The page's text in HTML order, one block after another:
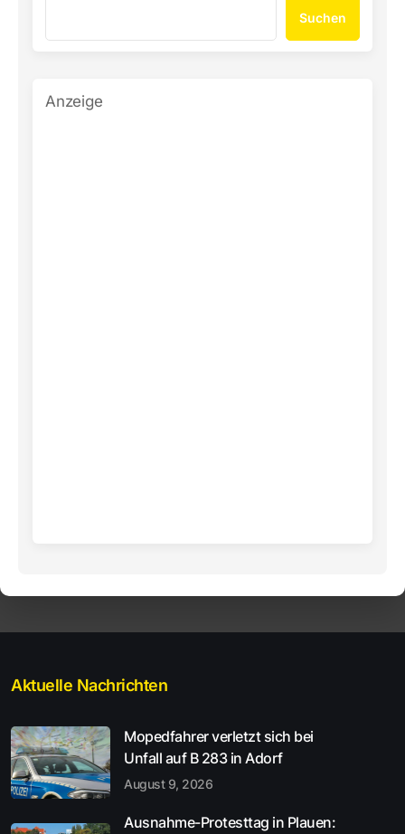
Suchen
Anzeige
Aktuelle Nachrichten
Mopedfahrer verletzt sich bei
Unfall auf B 283 in Adorf
August 9, 2026
Ausnahme-Protesttag in Plauen: